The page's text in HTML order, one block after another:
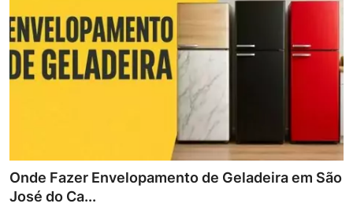
Onde Fazer Envelopamento de Geladeira em São
José do Ca...